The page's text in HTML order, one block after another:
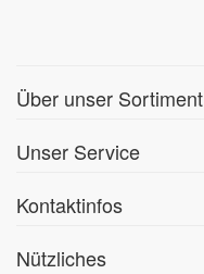
Über unser Sortiment
Unser Service
Kontaktinfos
Nützliches